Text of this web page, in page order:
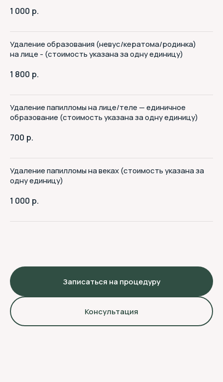
1 000 р.
Удаление образования (невус/кератома/родинка)
на лице - (стоимость указана за одну единицу)
1 800 р.
Удаление папилломы на лице/теле — единичное
образование (стоимость указана за одну единицу)
700 р.
Удаление папилломы на веках (стоимость указана за
одну единицу)
1 000 р.
Записаться на процедуру
Консультация